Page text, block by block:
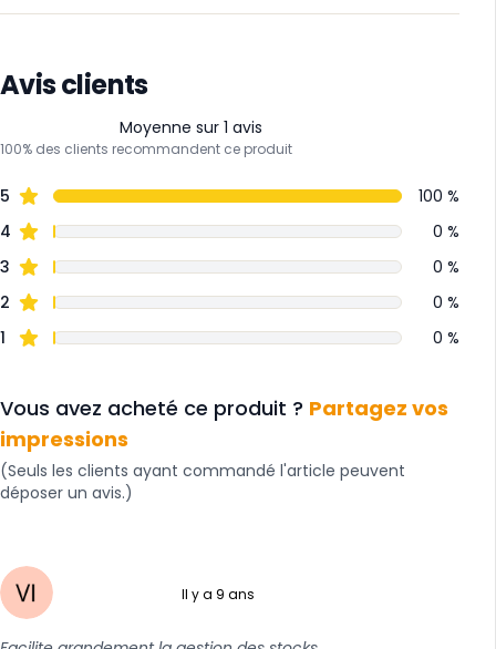
Avis clients
Moyenne sur 1 avis
100% des clients recommandent ce produit
5
100 %
4
0 %
3
0 %
2
0 %
1
0 %
Vous avez acheté ce produit ? Partagez vos
impressions
(Seuls les clients ayant commandé l'article peuvent
déposer un avis.)
Il y a 9 ans